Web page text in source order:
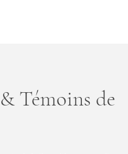
Témoins de